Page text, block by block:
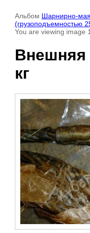
Альбом Шарнирно-
(грузоподъемностью
You are viewing image
Внешняя
кг